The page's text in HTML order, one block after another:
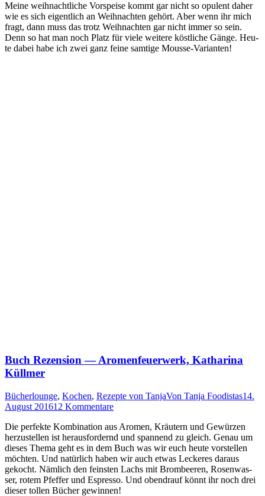
Mei­ne weih­nacht­li­che Vor­spei­se kommt gar nicht so opu­lent daher
wie es sich eigent­lich an Weih­nach­ten gehört. Aber wenn ihr mich
fragt, dann muss das trotz Weih­nach­ten gar nicht immer so sein.
Denn so hat man noch Platz für vie­le wei­te­re köst­li­che Gän­ge. Heu­
te dabei habe ich zwei ganz fei­ne sam­ti­ge Mousse-Varianten!
Buch Rezension — Aromenfeuerwerk, Katharina
Küllmer
Bücherlounge, Kochen, Rezepte von TanjaVon Tanja Foodistas14.
August 201612 Kommentare
Die per­fek­te Kom­bi­na­ti­on aus Aro­men, Kräu­tern und Gewür­zen
her­zu­stel­len ist her­aus­for­dernd und span­nend zu gleich. Genau um
die­ses The­ma geht es in dem Buch was wir euch heu­te vor­stel­len
möch­ten. Und natür­lich haben wir auch etwas Lecke­res dar­aus
gekocht. Näm­lich den feins­ten Lachs mit Brom­bee­ren, Rosen­was­
ser, rotem Pfef­fer und Espres­so. Und oben­drauf könnt ihr noch drei
die­ser tol­len Bücher gewinnen!